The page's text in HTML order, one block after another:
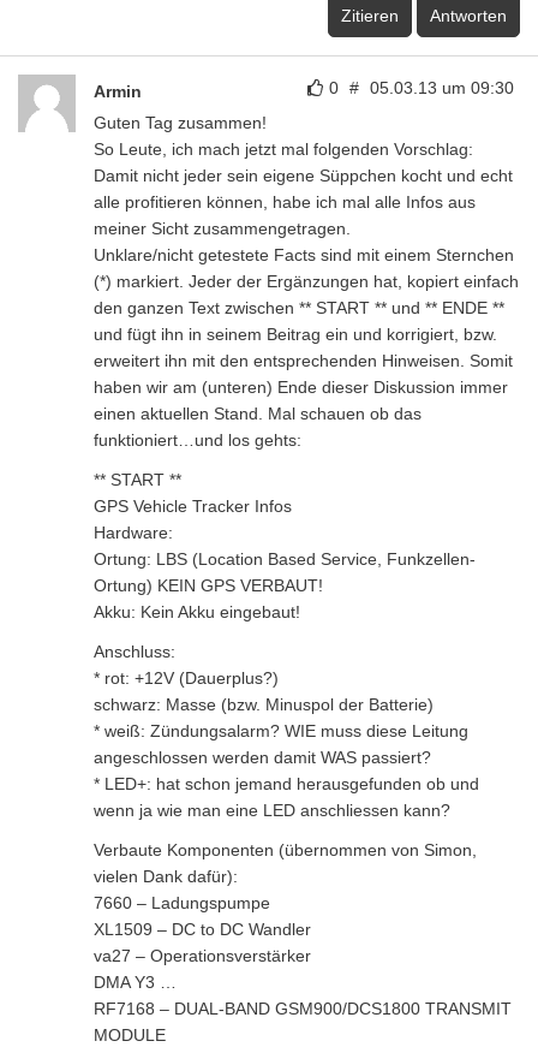
Zitieren Antworten
0 # 05.03.13 um 09:30
Armin
Guten Tag zusammen!
So Leute, ich mach jetzt mal folgenden Vorschlag:
Damit nicht jeder sein eigene Süppchen kocht und echt
alle profitieren können, habe ich mal alle Infos aus
meiner Sicht zusammengetragen.
Unklare/nicht getestete Facts sind mit einem Sternchen
(*) markiert. Jeder der Ergänzungen hat, kopiert einfach
den ganzen Text zwischen ** START ** und ** ENDE **
und fügt ihn in seinem Beitrag ein und korrigiert, bzw.
erweitert ihn mit den entsprechenden Hinweisen. Somit
haben wir am (unteren) Ende dieser Diskussion immer
einen aktuellen Stand. Mal schauen ob das
funktioniert…und los gehts:
** START **
GPS Vehicle Tracker Infos
Hardware:
Ortung: LBS (Location Based Service, Funkzellen-
Ortung) KEIN GPS VERBAUT!
Akku: Kein Akku eingebaut!
Anschluss:
* rot: +12V (Dauerplus?)
schwarz: Masse (bzw. Minuspol der Batterie)
* weiß: Zündungsalarm? WIE muss diese Leitung
angeschlossen werden damit WAS passiert?
* LED+: hat schon jemand herausgefunden ob und
wenn ja wie man eine LED anschliessen kann?
Verbaute Komponenten (übernommen von Simon,
vielen Dank dafür):
7660 – Ladungspumpe
XL1509 – DC to DC Wandler
va27 – Operationsverstärker
DMA Y3 …
RF7168 – DUAL-BAND GSM900/DCS1800 TRANSMIT
MODULE